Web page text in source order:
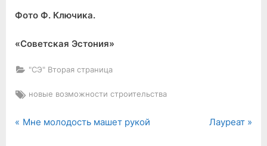
Фото Ф. Ключика.
«Советская Эстония»
"СЭ" Вторая страница
Tags:
новые возможности строительства
Навигация
P
Мне молодость машет рукой
N
Лауреат